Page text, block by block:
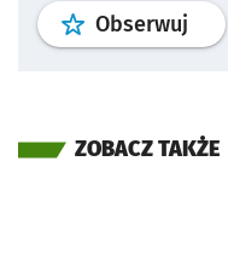
Obserwuj profil
ZOBACZ TAKŻE